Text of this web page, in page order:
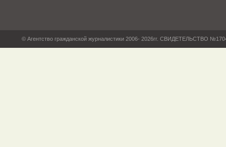
© Агентство гражданской журналистики 2006- 2026гг. СВИДЕТЕЛЬСТВО